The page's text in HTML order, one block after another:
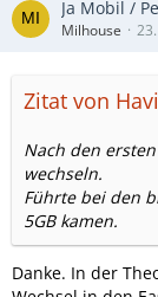
Ja Mobil /
Milhouse
Zitat von
Nach den
wechseln.
Führte bei den
5GB kamen.
Danke. In der